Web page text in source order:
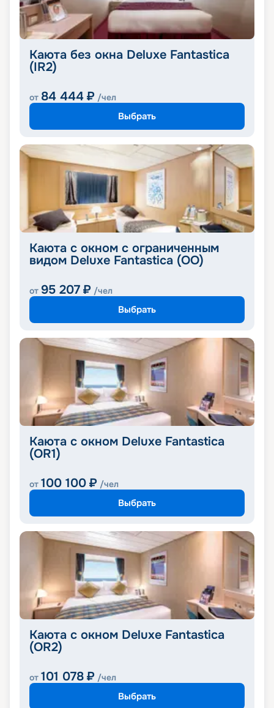
Каюта без окна Deluxe Fantastica
(IR2)
от 84 444 ₽ /чел
Выбрать
Каюта с окном с ограниченным
видом Deluxe Fantastica (OO)
от 95 207 ₽ /чел
Выбрать
Каюта с окном Deluxe Fantastica
(OR1)
от 100 100 ₽ /чел
Выбрать
Каюта с окном Deluxe Fantastica
(OR2)
от 101 078 ₽ /чел
Выбрать